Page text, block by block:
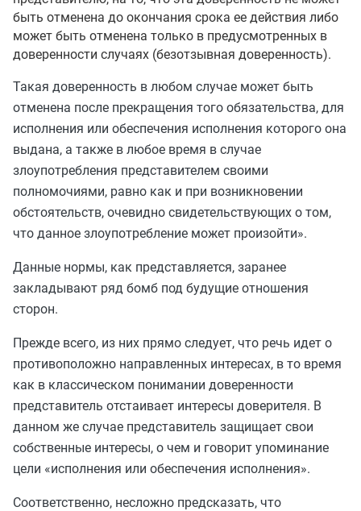
быть отменена до окончания срока ее действия либо
может быть отменена только в предусмотренных в
доверенности случаях (безотзывная доверенность).
Такая доверенность в любом случае может быть
отменена после прекращения того обязательства, для
исполнения или обеспечения исполнения которого она
выдана, а также в любое время в случае
злоупотребления представителем своими
полномочиями, равно как и при возникновении
обстоятельств, очевидно свидетельствующих о том,
что данное злоупотребление может произойти».
Данные нормы, как представляется, заранее
закладывают ряд бомб под будущие отношения
сторон.
Прежде всего, из них прямо следует, что речь идет о
противоположно направленных интересах, в то время
как в классическом понимании доверенности
представитель отстаивает интересы доверителя. В
данном же случае представитель защищает свои
собственные интересы, о чем и говорит упоминание
цели «исполнения или обеспечения исполнения».
Соответственно, несложно предсказать, что